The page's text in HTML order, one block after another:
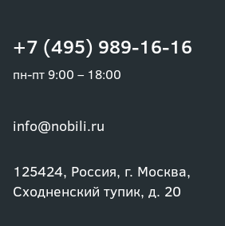
+7 (495) 989-16-16
пн-пт 9:00 – 18:00
info@nobili.ru
125424, Россия, г. Москва,
Сходненский тупик, д. 20